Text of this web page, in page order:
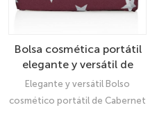
Bolsa cosmética portátil
elegante y versátil de
Cabernet: ¡su elegante
compañero de viaje!
Elegante y versátil Bolso
cosmético portátil de Cabernet